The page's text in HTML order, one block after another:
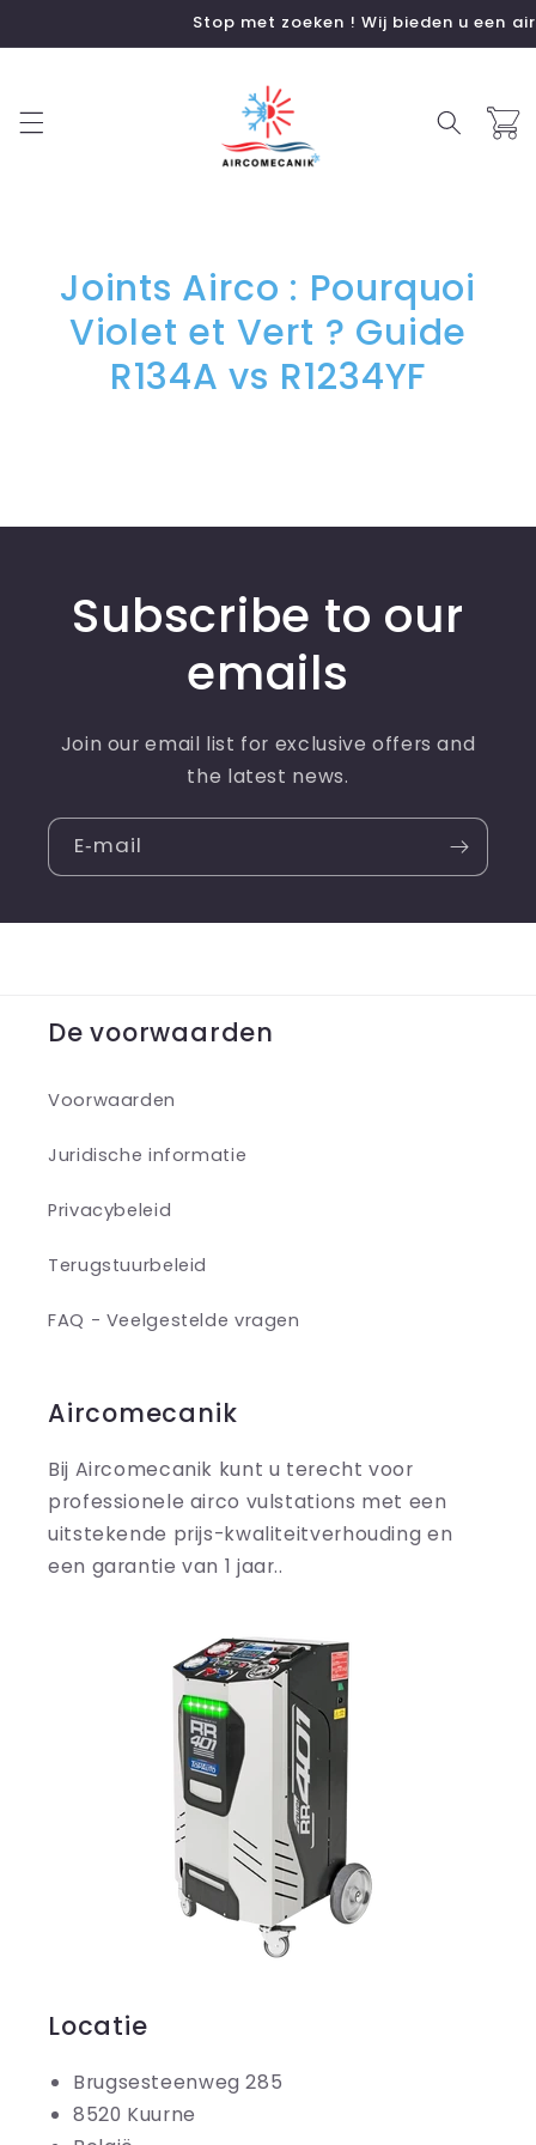
content
Stop met zoeken ! Wij bieden u een
Joints Airco : Pourquoi
Violet et Vert ? Guide
R134A vs R1234YF
Subscribe to our
emails
Join our email list for exclusive offers and
the latest news.
E‑mail
De voorwaarden
Voorwaarden
Juridische informatie
Privacybeleid
Terugstuurbeleid
FAQ - Veelgestelde vragen
Aircomecanik
Bij Aircomecanik kunt u terecht voor
professionele airco vulstations met een
uitstekende prijs-kwaliteitverhouding en
een garantie van 1 jaar..
Locatie
Brugsesteenweg 285
8520 Kuurne